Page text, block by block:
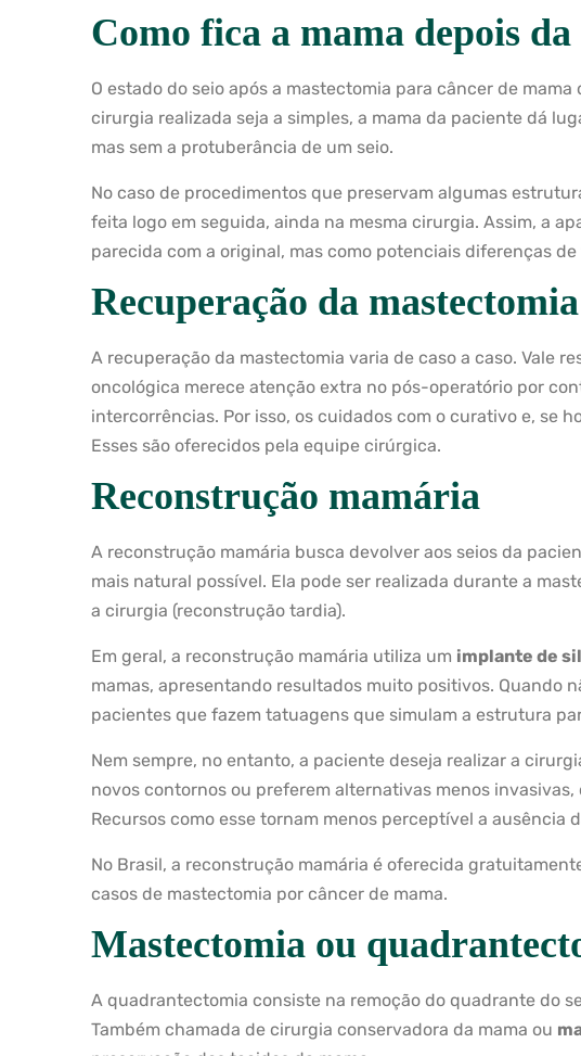
Como fica a mama depois
O estado do seio após a mastectomia para câncer de
cirurgia realizada seja a simples, a mama da paciente dá
mas sem a protuberância de um seio.
No caso de procedimentos que preservam algumas
feita logo em seguida, ainda na mesma cirurgia. Assim, a
parecida com a original, mas como potenciais diferenças
Recuperação da mastectomia
A recuperação da mastectomia varia de caso a caso. Vale
oncológica merece atenção extra no pós-operatório por
intercorrências. Por isso, os cuidados com o curativo e, se
Esses são oferecidos pela equipe cirúrgica.
Reconstrução mamária
A reconstrução mamária busca devolver aos seios da
mais natural possível. Ela pode ser realizada durante a
a cirurgia (reconstrução tardia).
Em geral, a reconstrução mamária utiliza um implante de
mamas, apresentando resultados muito positivos. Quando
pacientes que fazem tatuagens que simulam a estrutura
Nem sempre, no entanto, a paciente deseja realizar a
novos contornos ou preferem alternativas menos invasivas,
Recursos como esse tornam menos perceptível a ausência
No Brasil, a reconstrução mamária é oferecida
casos de mastectomia por câncer de mama.
Mastectomia ou
A quadrantectomia consiste na remoção do quadrante do
Também chamada de cirurgia conservadora da mama ou